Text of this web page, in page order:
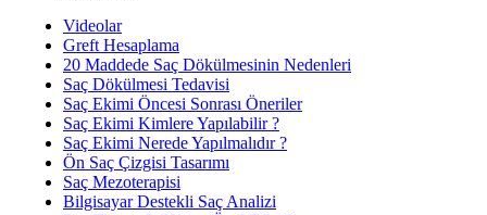
Videolar
Greft Hesaplama
20 Maddede Saç Dökülmesinin Nedenleri
Saç Dökülmesi Tedavisi
Saç Ekimi Öncesi Sonrası Öneriler
Saç Ekimi Kimlere Yapılabilir ?
Saç Ekimi Nerede Yapılmalıdır ?
Ön Saç Çizgisi Tasarımı
Saç Mezoterapisi
Bilgisayar Destekli Saç Analizi